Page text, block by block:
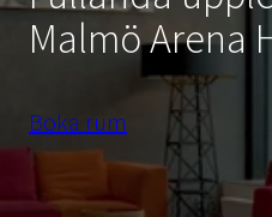
Malmö Arena
Boka rum